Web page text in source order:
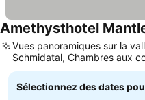
Amethysthotel
Vues panoramiques sur la
Schmidatal, Chambres aux
améthyste
Sélectionnez des dates